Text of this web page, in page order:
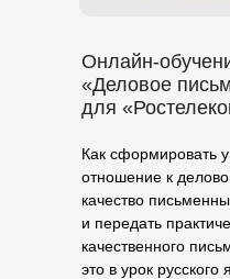
Онлайн-
«Деловое
для
Как сформировать
отношение к
качество
и передать
качественного
это в урок